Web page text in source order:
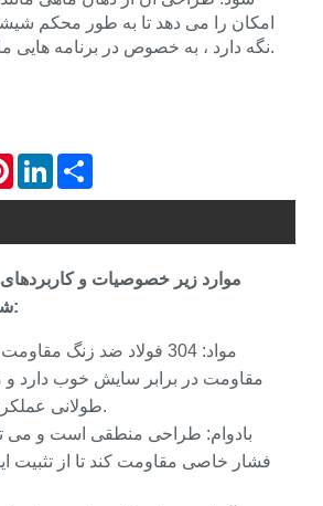
امکان را می دهد تا به طور محکم
نگه دارد ، به خصوص در برنامه هایی مانند نرده ها و نرده ها.
PinterestLinkedIn
موارد زیر خصوصیات و کاربردهای
شیشه ای مربع است:
مواد: 304 فولاد ضد زنگ
مقاومت در برابر سایش خوب دارد و
طولانی عملکرد پایدار را حفظ کند.
بادوام: طراحی منطقی است و می
فشار خاصی مقاومت کند تا از تثبیت